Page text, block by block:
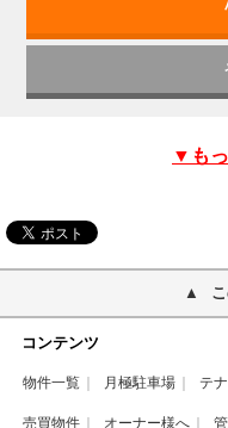
▼も
コンテンツ
物件一覧 月極駐車場 テ
売買物件 オーナー様へ